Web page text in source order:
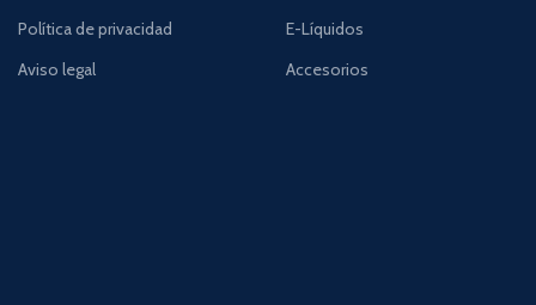
Política de privacidad
Aviso legal
E-Líquidos
Accesorios